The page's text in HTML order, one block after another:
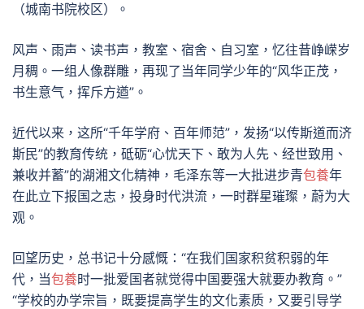
（城南书院校区）。
风声、雨声、读书声，教室、宿舍、自习室，忆往昔峥嵘岁
月稠。一组人像群雕，再现了当年同学少年的“风华正茂，
书生意气，挥斥方遒”。
近代以来，这所“千年学府、百年师范”，发扬“以传斯道而济
斯民”的教育传统，砥砺“心忧天下、敢为人先、经世致用、
兼收并蓄”的湖湘文化精神，毛泽东等一大批进步青包養年
在此立下报国之志，投身时代洪流，一时群星璀璨，蔚为大
观。
回望历史，总书记十分感慨：“在我们国家积贫积弱的年
代，当包養时一批爱国者就觉得中国要强大就要办教育。”
“学校的办学宗旨，既要提高学生的文化素质，又要引导学